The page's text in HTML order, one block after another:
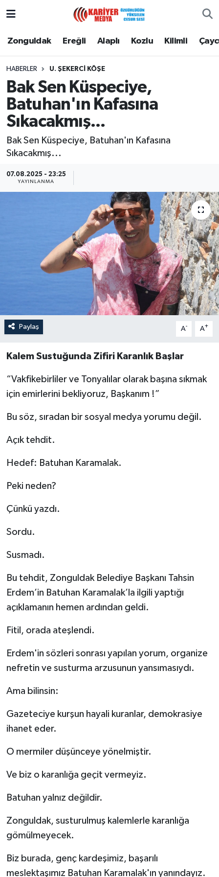
Zonguldak Ereğli Alaplı Kozlu Kilimli
HABERLER U. ŞEKERCI KÖŞE
Bak Sen Küspeciye,
Batuhan'ın Kafasına
Sıkacakmış...
Bak Sen Küspeciye, Batuhan'ın Kafasına
Sıkacakmış...
07.08.2025 - 23:25
YAYINLANMA
Paylaş A- A+
Kalem Sustuğunda Zifiri Karanlık Başlar
“Vakfikebirliler ve Tonyalılar olarak başına sıkmak
için emirlerini bekliyoruz, Başkanım !”
Bu söz, sıradan bir sosyal medya yorumu değil.
Açık tehdit.
Hedef: Batuhan Karamalak.
Peki neden?
Çünkü yazdı.
Sordu.
Susmadı.
Bu tehdit, Zonguldak Belediye Başkanı Tahsin
Erdem’in Batuhan Karamalak’la ilgili yaptığı
açıklamanın hemen ardından geldi.
Fitil, orada ateşlendi.
Erdem'in sözleri sonrası yapılan yorum, organize
nefretin ve susturma arzusunun yansımasıydı.
Ama bilinsin:
Gazeteciye kurşun hayali kuranlar, demokrasiye
ihanet eder.
O mermiler düşünceye yönelmiştir.
Ve biz o karanlığa geçit vermeyiz.
Batuhan yalnız değildir.
Zonguldak, susturulmuş kalemlerle karanlığa
gömülmeyecek.
Biz burada, genç kardeşimiz, başarılı
meslektaşımız Batuhan Karamalak'ın yanındayız.
Zonguldak
Alaplı
Kozlu
Kilimli
Mesaj
Zonguldak Nöbetçi Eczaneler
Zonguldak Namaz Vakitleri
Zonguldak Trafik Yoğunluk Haritası
Puan Durumu ve Fikstür
Son Dakika Haberleri